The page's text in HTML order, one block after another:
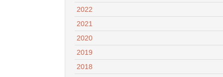
2022
2021
2020
2019
2018